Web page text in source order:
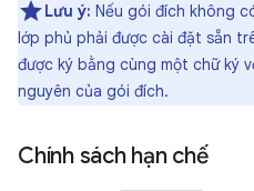
Lưu ý: Nếu gói đích không
lớp phủ phải được cài đặt sẵn
được ký bằng cùng một chữ ký
nguyên của gói đích.
Chính sách hạn chế